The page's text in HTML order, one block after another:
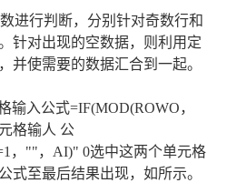
进行判断，分别针对奇数行和
针对出现的空数据，则利用定
使需要的数据汇合到一起。
输入公式=IF(MOD(ROWO，
格输人 公
，""，AI)" 0选中这两个单元格
式至最后结果出现，如所示。